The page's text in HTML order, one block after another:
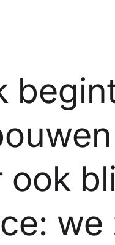
we